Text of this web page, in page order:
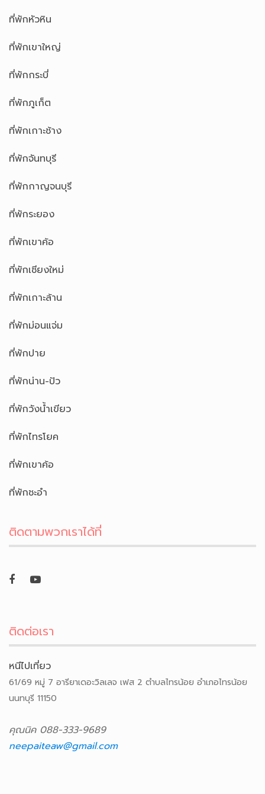
ที่พักหัวหิน
ที่พักเขาใหญ่
ที่พักกระบี่
ที่พักภูเก็ต
ที่พักเกาะช้าง
ที่พักจันทบุรี
ที่พักกาญจนบุรี
ที่พักระยอง
ที่พักเขาค้อ
ที่พักเชียงใหม่
ที่พักเกาะล้าน
ที่พักม่อนแจ่ม
ที่พักปาย
ที่พักน่าน-ปัว
ที่พักวังน้ำเขียว
ที่พักไทรโยค
ที่พักเขาค้อ
ที่พักชะอำ
ติดตามพวกเราได้ที่
ติดต่อเรา
หนีไปเที่ยว
61/69 หมู่ 7 อารียาเดอะวิลเลจ เฟส 2 ตำบลไทรน้อย อำเภอไทรน้อย
นนทบุรี 11150
คุณนิค 088-333-9689
neepaiteaw@gmail.com